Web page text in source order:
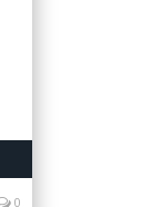
0